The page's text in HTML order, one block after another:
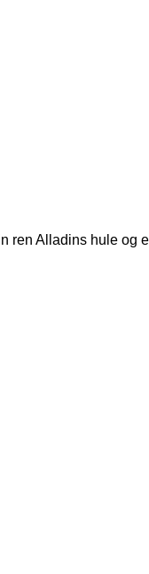
ren Alladins hule og